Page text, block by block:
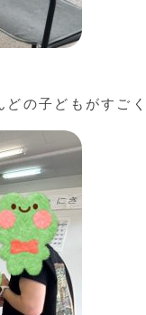
の子どもがすご